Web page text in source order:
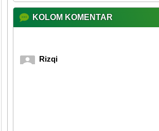
KOLOM KOMENTAR